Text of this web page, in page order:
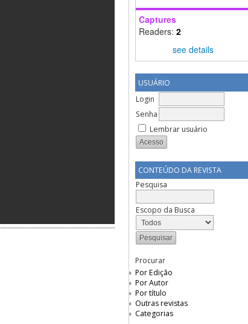
Captures
Readers: 2
see details
USUÁRIO
Login
Senha
Lembrar usuário
CONTEÚDO DA REVISTA
Pesquisa
Escopo da Busca
Procurar
Por Edição
Por Autor
Por título
Outras revistas
Categorias